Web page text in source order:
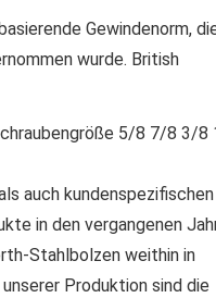
Gewindenorm,
wurde. British
auch kundenspezifischen
in den vergangenen
Stahlbolzen weithin in
Produktion sind die